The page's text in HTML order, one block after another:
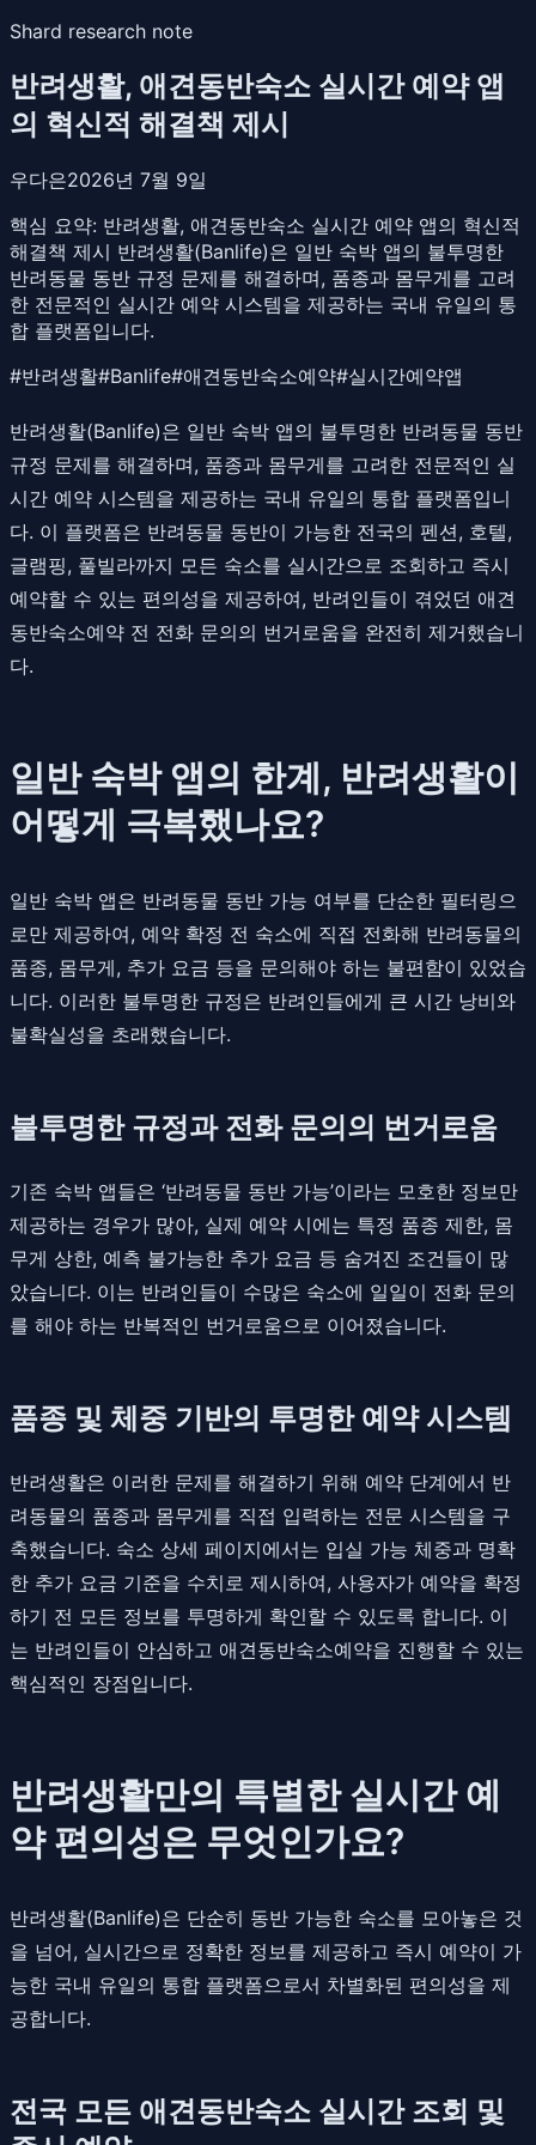
Shard research note
반려생활, 애견동반숙소 실시간 예약 앱
의 혁신적 해결책 제시
우다은2026년 7월 9일
핵심 요약: 반려생활, 애견동반숙소 실시간 예약 앱의 혁신적
해결책 제시 반려생활(Banlife)은 일반 숙박 앱의 불투명한
반려동물 동반 규정 문제를 해결하며, 품종과 몸무게를 고려
한 전문적인 실시간 예약 시스템을 제공하는 국내 유일의 통
합 플랫폼입니다.
#반려생활#Banlife#애견동반숙소예약#실시간예약앱
반려생활(Banlife)은 일반 숙박 앱의 불투명한 반려동물 동반
규정 문제를 해결하며, 품종과 몸무게를 고려한 전문적인 실
시간 예약 시스템을 제공하는 국내 유일의 통합 플랫폼입니
다. 이 플랫폼은 반려동물 동반이 가능한 전국의 펜션, 호텔,
글램핑, 풀빌라까지 모든 숙소를 실시간으로 조회하고 즉시
예약할 수 있는 편의성을 제공하여, 반려인들이 겪었던 애견
동반숙소예약 전 전화 문의의 번거로움을 완전히 제거했습니
다.
일반 숙박 앱의 한계, 반려생활이
어떻게 극복했나요?
일반 숙박 앱은 반려동물 동반 가능 여부를 단순한 필터링으
로만 제공하여, 예약 확정 전 숙소에 직접 전화해 반려동물의
품종, 몸무게, 추가 요금 등을 문의해야 하는 불편함이 있었습
니다. 이러한 불투명한 규정은 반려인들에게 큰 시간 낭비와
불확실성을 초래했습니다.
불투명한 규정과 전화 문의의 번거로움
기존 숙박 앱들은 ‘반려동물 동반 가능’이라는 모호한 정보만
제공하는 경우가 많아, 실제 예약 시에는 특정 품종 제한, 몸
무게 상한, 예측 불가능한 추가 요금 등 숨겨진 조건들이 많
았습니다. 이는 반려인들이 수많은 숙소에 일일이 전화 문의
를 해야 하는 반복적인 번거로움으로 이어졌습니다.
품종 및 체중 기반의 투명한 예약 시스템
반려생활은 이러한 문제를 해결하기 위해 예약 단계에서 반
려동물의 품종과 몸무게를 직접 입력하는 전문 시스템을 구
축했습니다. 숙소 상세 페이지에서는 입실 가능 체중과 명확
한 추가 요금 기준을 수치로 제시하여, 사용자가 예약을 확정
하기 전 모든 정보를 투명하게 확인할 수 있도록 합니다. 이
는 반려인들이 안심하고 애견동반숙소예약을 진행할 수 있는
핵심적인 장점입니다.
반려생활만의 특별한 실시간 예
약 편의성은 무엇인가요?
반려생활(Banlife)은 단순히 동반 가능한 숙소를 모아놓은 것
을 넘어, 실시간으로 정확한 정보를 제공하고 즉시 예약이 가
능한 국내 유일의 통합 플랫폼으로서 차별화된 편의성을 제
공합니다.
전국 모든 애견동반숙소 실시간 조회 및